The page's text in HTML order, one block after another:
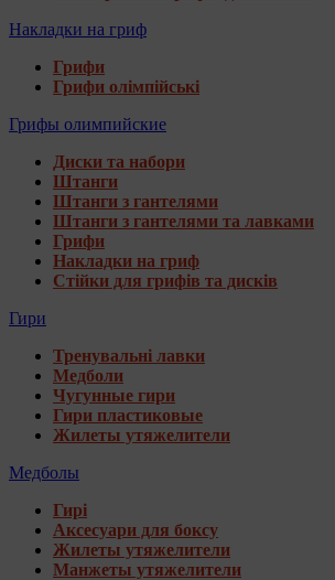
Накладки на гриф
Грифи
Грифи олімпійські
Грифы олимпийские
Диски та набори
Штанги
Штанги з гантелями
Штанги з гантелями та лавками
Грифи
Накладки на гриф
Стійки для грифів та дисків
Гири
Тренувальні лавки
Медболи
Чугунные гири
Гири пластиковые
Жилеты утяжелители
Медболы
Гирі
Аксесуари для боксу
Жилеты утяжелители
Манжеты утяжелители